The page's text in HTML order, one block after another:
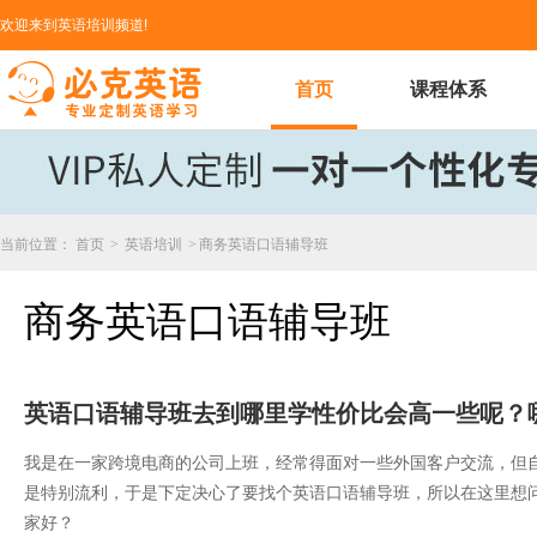
欢迎来到英语培训频道!
首页 课程体系
当前位置： 首页 > 英语培训 > ​商务英语口语辅导班
​商务英语口语辅导班
英语口语辅导班去到哪里学性价比会高一些呢？
我是在一家跨境电商的公司上班，经常得面对一些外国客户交流，
是特别流利，于是下定决心了要找个英语口语辅导班，所以在这里
家好？